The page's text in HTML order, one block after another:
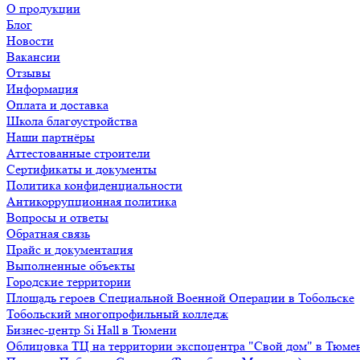
О продукции
Блог
Новости
Вакансии
Отзывы
Информация
Оплата и доставка
Школа благоустройства
Наши партнёры
Аттестованные строители
Сертификаты и документы
Политика конфиденциальности
Антикоррупционная политика
Вопросы и ответы
Обратная связь
Прайс и документация
Выполненные объекты
Городские территории
Площадь героев Специальной Военной Операции в Тобольске
Тобольский многопрофильный колледж
Бизнес-центр Si Hall в Тюмени
Облицовка ТЦ на территории экспоцентра "Свой дом" в